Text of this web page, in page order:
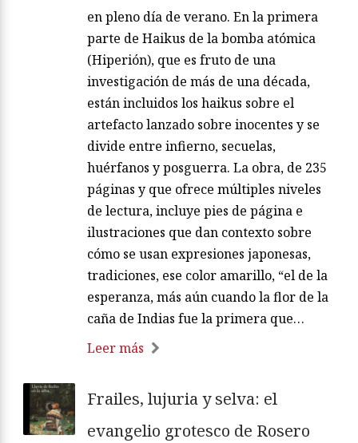
en pleno día de verano. En la primera
parte de Haikus de la bomba atómica
(Hiperión), que es fruto de una
investigación de más de una década,
están incluidos los haikus sobre el
artefacto lanzado sobre inocentes y se
divide entre infierno, secuelas,
huérfanos y posguerra. La obra, de 235
páginas y que ofrece múltiples niveles
de lectura, incluye pies de página e
ilustraciones que dan contexto sobre
cómo se usan expresiones japonesas,
tradiciones, ese color amarillo, “el de la
esperanza, más aún cuando la flor de la
caña de Indias fue la primera que…
Leer más
Frailes, lujuria y selva: el
evangelio grotesco de Rosero